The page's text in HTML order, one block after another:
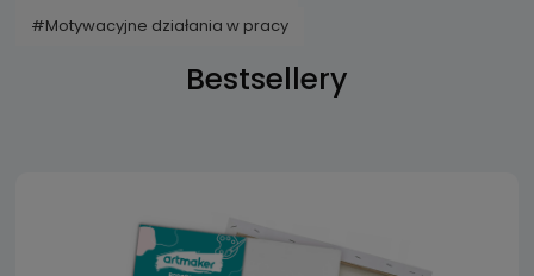
#Motywacyjne działania w pracy
Bestsellery